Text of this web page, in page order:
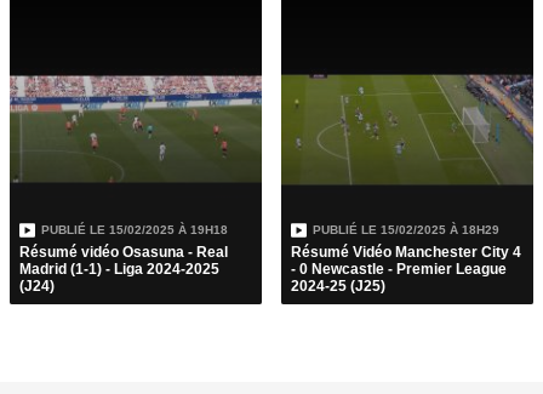
PUBLIÉ LE 15/02/2025 À 19H18
Résumé vidéo Osasuna - Real
Madrid (1-1) - Liga 2024-2025
(J24)
PUBLIÉ LE 15/02/2025 À 18H29
Résumé Vidéo Manchester City 4
- 0 Newcastle - Premier League
2024-25 (J25)